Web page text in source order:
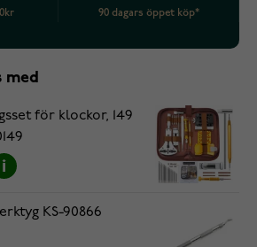
90 dagars öppet köp*
med
för klockor, 149
KS-90866